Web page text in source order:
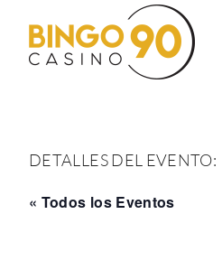
contenido
DETALLES DEL EVENTO:
« Todos los Eventos